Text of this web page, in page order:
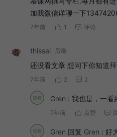
加我微信详聊一下
7年前 1 评论
thissai 后端
还没看文章 想问下你知道
7年前 2 2
Gren : 我也是，一看
7年前 点赞
Gren 回复 Gren : 好